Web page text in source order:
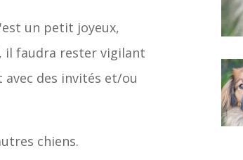
un petit joyeux,
il faudra rester vigilant
des invités et/ou
chiens.